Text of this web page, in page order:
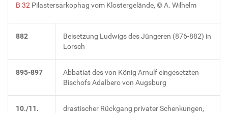
B 32 Pilastersarkophag vom Klostergelände, © A. Wilhelm
882
Beisetzung Ludwigs des Jüngeren (876-882) in
Lorsch
895-897
Abbatiat des von König Arnulf eingesetzten
Bischofs Adalbero von Augsburg
10./11.
drastischer Rückgang privater Schenkungen,